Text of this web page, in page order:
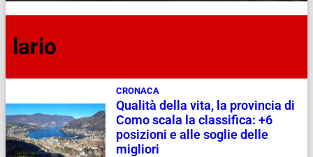
lario
CRONACA
Qualità della vita, la provincia di
Como scala la classifica: +6
posizioni e alle soglie delle
migliori